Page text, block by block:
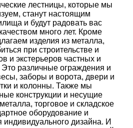
лестницы, которые мы
станут настоящим
и будут радовать вас
много лет. Кроме
изделия из металла,
при строительстве и
и экстерьеров частных и
различные ограждения и
заборы и ворота, двери и
и колонны. Также мы
конструкции и несущие
торговое и складское
оборудование и
индивидуального дизайна. И